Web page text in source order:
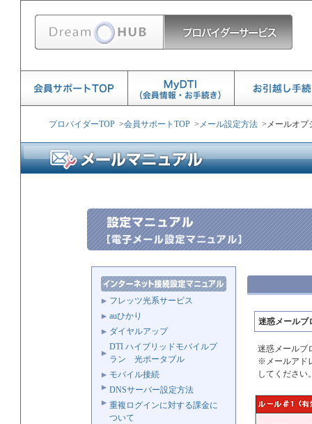
プロバイダーTOP >会員サポートTOP > メール設定方法 > メールオプ
フレッツ光系サービス
auひかり
ダイヤルアップ
DTI ハイブリッドモバイルプ
ラン 光ポータブル
モバイル接続
DNSサーバー設定方法
重複ログインに対する課金に
ついて
迷惑メールブ
迷惑メールブ
※メールアド
してください